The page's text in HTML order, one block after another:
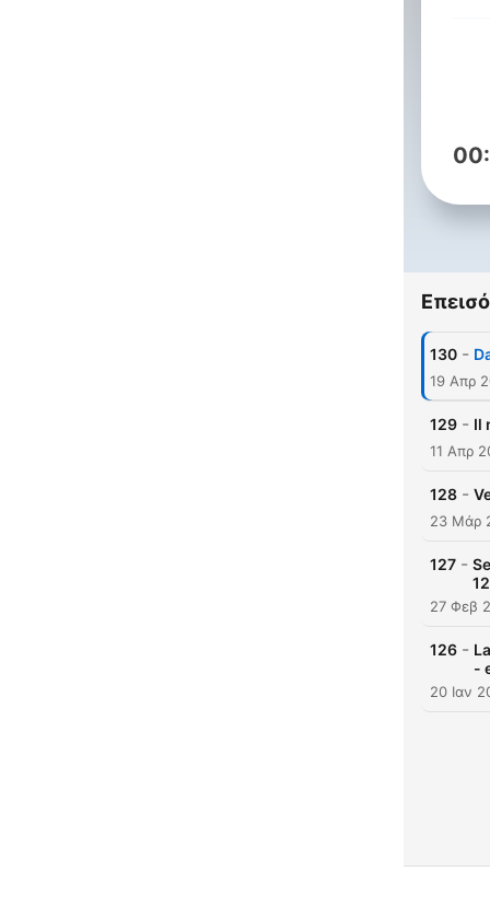
130 -
19 Απρ
129 - Il
11 Απρ
128 -
23 Μάρ
127 -
27 Φεβ
126 -
-
20 Ιαν